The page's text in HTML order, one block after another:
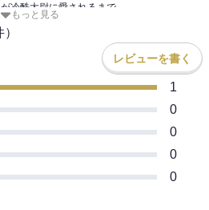
冷酷大尉に愛されるまで
もっと見る
レビューを書く
1
0
0
0
0